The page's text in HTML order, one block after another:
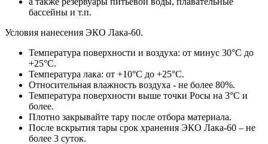
бассейны и т.п.
Условия нанесения ЭКО Лака-60.
Температура поверхности и воздуха: от минус 30°С до
+25°С.
Температура лака: от +10°С до +25°С.
Относительная влажность воздуха - не более 80%.
Температура поверхности выше точки Росы на 3°С и
более.
Плотно закрывайте тару после отбора материала.
После вскрытия тары срок хранения ЭКО Лака-60 – не
более 3 суток.